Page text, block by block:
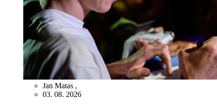
Jan Matas ,
03. 08. 2026